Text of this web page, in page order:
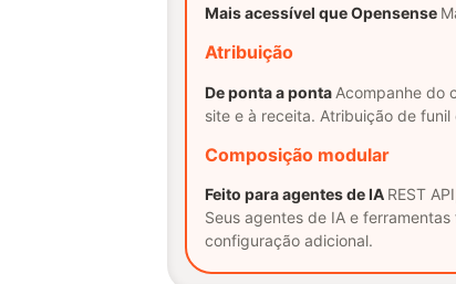
Mais acessível que Opensense
Atribuição
De ponta a ponta Acompanhe do
site e à receita. Atribuição de
Composição modular
Feito para agentes de IA REST
Seus agentes de IA e
configuração adicional.